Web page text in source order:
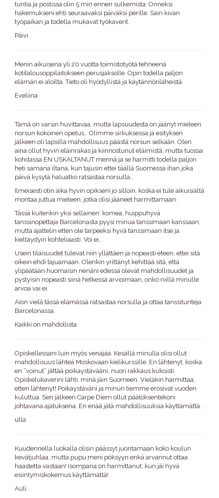
tuntia ja postissa olin 5 min ennen sulkemista. Onneksi
hakemukseni ehti seuraavaksi päiväksi perille. Sain kivan
työpaikan ja todella mukavat työkaverit.
Päivi
Menin aikuisena yli 20 vuotta toimistotyötä tehneenä
kotitalousoppilaitokseen perusjaksolle. Opin todella paljon
elämän ei aloilta. Tieto oli hyödyllistä ja käytännönläheistä.
Eveliina
Tämä on varsin huvittavaa, mutta lapsuudesta on jäänyt mieleen
norsun kokoinen opetus… Olimme sirkuksessa ja esityksen
jälkeen oli lapsilla mahdollisuus päästä norsun selkään. Olen
aina ollut hyvin eläinrakas ja kiinnostunut eläimistä, mutta tuossa
kohdassa EN USKALTANUT mennä ja se harmitti todella paljon
heti samana iltana, kun tajusin ettei täällä Suomessa ihan joka
päivä kysytä haluatko ratsastaa norsulla…
Ilmeisesti otin aika hyvin opikseni jo silloin, koska ei tule aikuisiältä
montaa juttua mieleen, jotka olisi jääneet harmittamaan.
Tässä kuitenkin yksi sellainen: komea, huippuhyvä
tanssinopettaja Barcelonasta pyysi minua tanssimaan kanssaan,
mutta ajattelin etten ole tarpeeksi hyvä tanssimaan itse ja
kieltäydyin kohteliaasti. Voi ei…
Usein tilaisuudet tulevat niin yllättäen ja nopeasti eteen, ettei sitä
oikein ehdi tajuamaan. Olenkin yrittänyt kehittää sitä, että
ylipäätään huomaisin nenäni edessä olevat mahdollisuudet ja
pystyisin nopeasti siinä hetkessä arvioimaan, onko niillä minulle
arvoa vai ei.
Aion vielä tässä elämässä ratsastaa norsulla ja ottaa tanssitunteja
Barcelonassa.
Kaikki on mahdollista
Opiskellessani luin myös venäjää. Kesällä minulla olisi ollut
mahdollisuus lähteä Moskovaan kielikurssille. En lähtenyt, koska
en ”voinut” jättää poikaystävääni, nuori rakkaus kukoisti.
Opiskelukaverini lähti, minä jäin Suomeen. Vieläkin harmittaa,
etten lähtenyt! Poikaystäväni ja minun tiemme erosivat vuoden
kuluttua. Sen jälkeen Carpe Diem ollut päätöksentekoni
johtavana ajatuksena. En enää jätä mahdollisuuksia käyttämättä.
ulla
Kuudennella luokalla olisin päässyt juontamaan koko koulun
kevätjuhlaa, mutta pupu meni pöksyyn enkä arvannut ottaa
haastetta vastaan! Isompana on harmittanut, kun jäi hyvä
esiintymiskokemus käyttämättä!
Auli